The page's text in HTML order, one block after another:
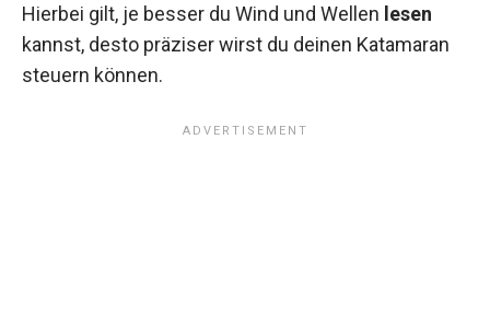
Hierbei gilt, je besser du Wind und Wellen lesen
kannst, desto präziser wirst du deinen Katamaran
steuern können.